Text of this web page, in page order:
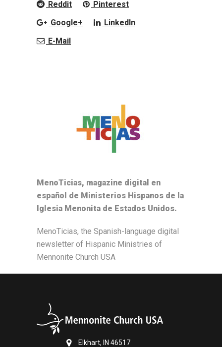
Reddit
Pinterest
Google+
LinkedIn
E-Mail
MenoTicias, magazine digital en
español de Ministerios Hispanos de la
Iglesia Menonita de Estados Unidos.
MenoTicias, the Spanish-language digital
newsletter of Hispanic Ministries of
Mennonite Church USA
Elkhart, IN 46517